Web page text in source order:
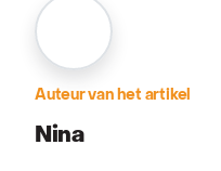
Auteur van het artikel
Nina